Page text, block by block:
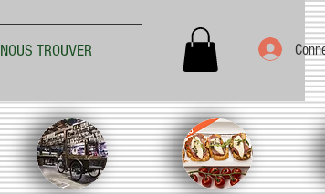
NOUS TROUVER